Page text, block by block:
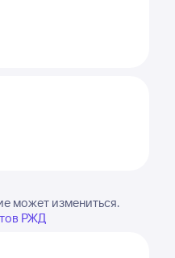
может измениться.
РЖД